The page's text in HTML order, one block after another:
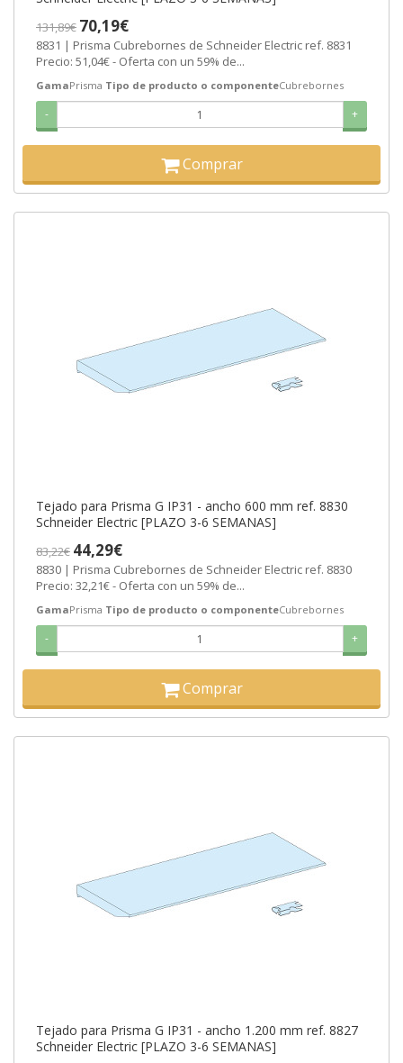
131,89€ 70,19€
8831 | Prisma Cubrebornes de Schneider Electric ref. 8831
Precio: 51,04€ - Oferta con un 59% de...
GamaPrisma Tipo de producto o componenteCubrebornes
- +
Comprar
Tejado para Prisma G IP31 - ancho 600 mm ref. 8830
Schneider Electric [PLAZO 3-6 SEMANAS]
83,22€ 44,29€
8830 | Prisma Cubrebornes de Schneider Electric ref. 8830
Precio: 32,21€ - Oferta con un 59% de...
GamaPrisma Tipo de producto o componenteCubrebornes
- +
Comprar
Tejado para Prisma G IP31 - ancho 1.200 mm ref. 8827
Schneider Electric [PLAZO 3-6 SEMANAS]